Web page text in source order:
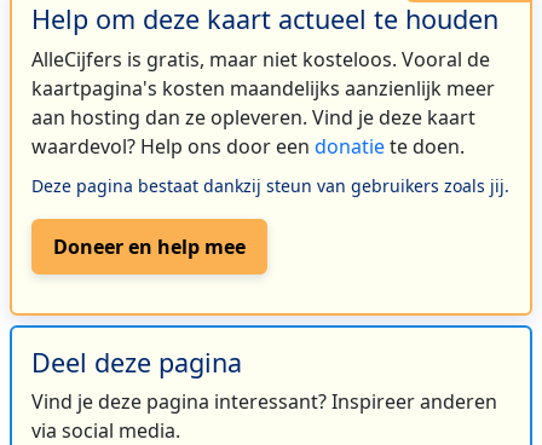
Help om deze kaart actueel te houden
AlleCijfers is gratis, maar niet kosteloos. Vooral de
kaartpagina's kosten maandelijks aanzienlijk meer
aan hosting dan ze opleveren. Vind je deze kaart
waardevol? Help ons door een donatiete doen.
Deze pagina bestaat dankzij steun van gebruikers zoals jij.
Doneer en help mee
Deel deze pagina
Vind je deze pagina interessant? Inspireer anderen
via social media.